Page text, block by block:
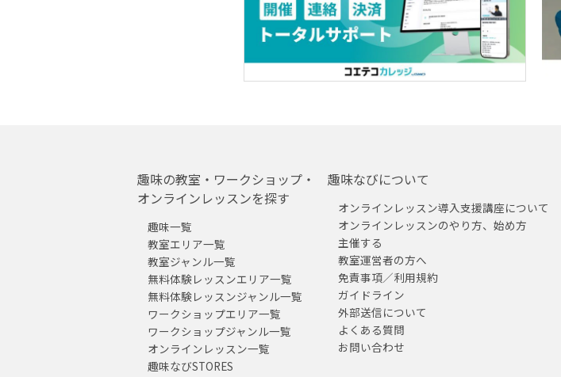
趣味の教室・ワークショップ・
オンラインレッスンを探す
趣味一覧
教室エリア一覧
教室ジャンル一覧
無料体験レッスンエリア一覧
無料体験レッスンジャンル一覧
ワークショップエリア一覧
ワークショップジャンル一覧
オンラインレッスン一覧
趣味なびSTORES
趣味なびについて
オンラインレッスン導入支援講座について
オンラインレッスンのやり方、始め方
主催する
教室運営者の方へ
免責事項／利用規約
ガイドライン
外部送信について
よくある質問
お問い合わせ